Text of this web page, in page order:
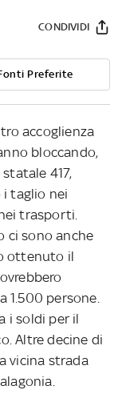
Preferite
CONDIVIDI
accoglienza
bloccando,
417,
i taglio nei
trasporti.
ci sono anche
ottenuto il
1.500 persone.
i soldi per il
Altre decine di
vicina strada